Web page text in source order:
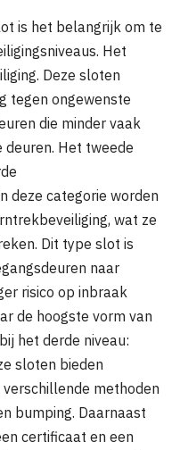
is het belangrijk om te
Het
Deze sloten
tegen ongewenste
die minder vaak
Het tweede
deze categorie worden
wat ze
Dit type slot is
naar
risico op inbraak
de hoogste vorm van
het derde niveau:
sloten bieden
methoden
bumping. Daarnaast
certificaat en een